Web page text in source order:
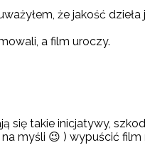
że jakość
a film uroczy.
się takie inicjatywy,
myśli 😉 ) wypuścić